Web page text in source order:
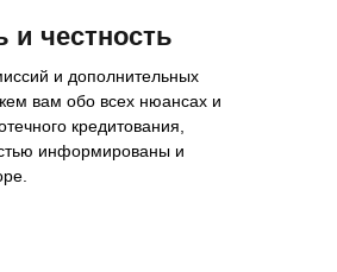
и честность
и дополнительных
вам обо всех нюансах и
кредитования,
информированы и